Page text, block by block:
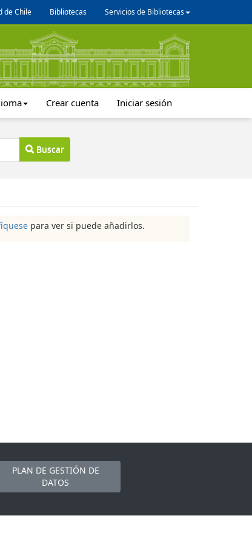
de Chile Bibliotecas Servicios de Bibliotecas
Crear cuenta Iniciar sesión
Buscar
para ver si puede añadirlos.
PLAN DE GESTIÓN DE
DATOS